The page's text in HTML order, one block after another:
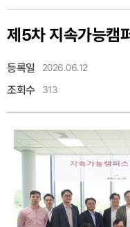
제5차 지속가능캠
등록일 2026.06.12
조회수 313